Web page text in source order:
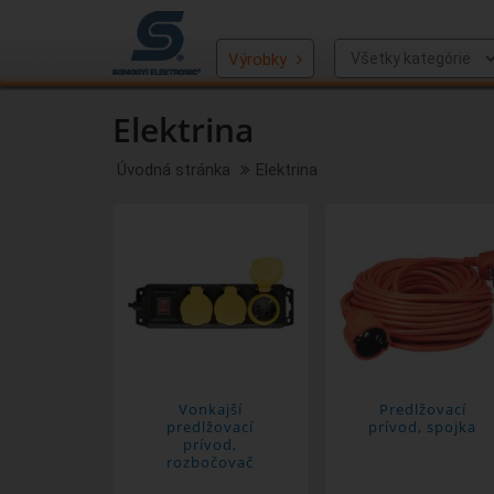
Výrobky
Elektrina
Úvodná stránka Elektrina
Vonkajší
predlžovací
prívod,
rozbočovač
Predlžovací
prívod, spojka